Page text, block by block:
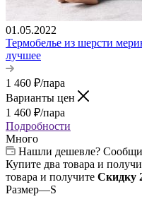
01.05.2022
Термобелье из шерсти
лучшее
1 460 ₽/пара
Варианты цен
1 460 ₽/пара
Подробности
Много
Нашли дешевле?
Купите два товара и
товара и получите Скидку
Размер—S